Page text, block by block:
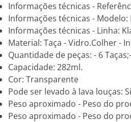
Informações técnicas -
Informações técnicas - Modelo:
Informações técnicas - Linha:
Material: Taça - Vidro.Colher -
Quantidade de peças: - 6
Capacidade: 282ml.
Cor: Transparente
Pode ser levado à lava louças:
Peso aproximado - Peso do
Peso aproximado - Peso do